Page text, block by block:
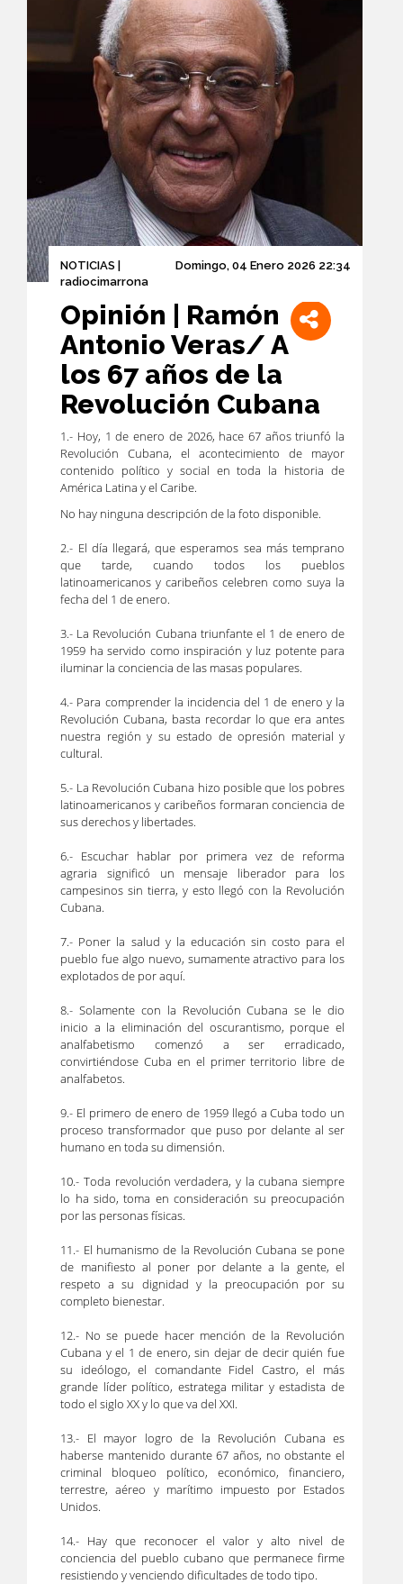
Domingo, 04 Enero 2026 22:34
NOTICIAS |
radiocimarrona
Opinión | Ramón
Antonio Veras/ A
los 67 años de la
Revolución Cubana
1.- Hoy, 1 de enero de 2026, hace 67 años triunfó la
Revolución Cubana, el acontecimiento de mayor
contenido político y social en toda la historia de
América Latina y el Caribe.
No hay ninguna descripción de la foto disponible.
2.- El día llegará, que esperamos sea más temprano
que tarde, cuando todos los pueblos
latinoamericanos y caribeños celebren como suya la
fecha del 1 de enero.
3.- La Revolución Cubana triunfante el 1 de enero de
1959 ha servido como inspiración y luz potente para
iluminar la conciencia de las masas populares.
4.- Para comprender la incidencia del 1 de enero y la
Revolución Cubana, basta recordar lo que era antes
nuestra región y su estado de opresión material y
cultural.
5.- La Revolución Cubana hizo posible que los pobres
latinoamericanos y caribeños formaran conciencia de
sus derechos y libertades.
6.- Escuchar hablar por primera vez de reforma
agraria significó un mensaje liberador para los
campesinos sin tierra, y esto llegó con la Revolución
Cubana.
7.- Poner la salud y la educación sin costo para el
pueblo fue algo nuevo, sumamente atractivo para los
explotados de por aquí.
8.- Solamente con la Revolución Cubana se le dio
inicio a la eliminación del oscurantismo, porque el
analfabetismo comenzó a ser erradicado,
convirtiéndose Cuba en el primer territorio libre de
analfabetos.
9.- El primero de enero de 1959 llegó a Cuba todo un
proceso transformador que puso por delante al ser
humano en toda su dimensión.
10.- Toda revolución verdadera, y la cubana siempre
lo ha sido, toma en consideración su preocupación
por las personas físicas.
11.- El humanismo de la Revolución Cubana se pone
de manifiesto al poner por delante a la gente, el
respeto a su dignidad y la preocupación por su
completo bienestar.
12.- No se puede hacer mención de la Revolución
Cubana y el 1 de enero, sin dejar de decir quién fue
su ideólogo, el comandante Fidel Castro, el más
grande líder político, estratega militar y estadista de
todo el siglo XX y lo que va del XXI.
13.- El mayor logro de la Revolución Cubana es
haberse mantenido durante 67 años, no obstante el
criminal bloqueo político, económico, financiero,
terrestre, aéreo y marítimo impuesto por Estados
Unidos.
14.- Hay que reconocer el valor y alto nivel de
conciencia del pueblo cubano que permanece firme
resistiendo y venciendo dificultades de todo tipo.